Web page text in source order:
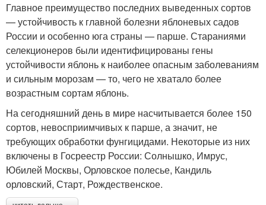
Главное преимущество последних выведенных сортов
— устойчивость к главной болезни яблоневых садов
России и особенно юга страны — парше. Стараниями
селекционеров были идентифицированы гены
устойчивости яблонь к наиболее опасным заболеваниям
и сильным морозам — то, чего не хватало более
возрастным сортам яблонь.
На сегодняшний день в мире насчитывается более 150
сортов, невосприимчивых к парше, а значит, не
требующих обработки фунгицидами. Некоторые из них
включены в Госреестр России: Солнышко, Имрус,
Юбилей Москвы, Орловское полесье, Кандиль
орловский, Старт, Рождественское.